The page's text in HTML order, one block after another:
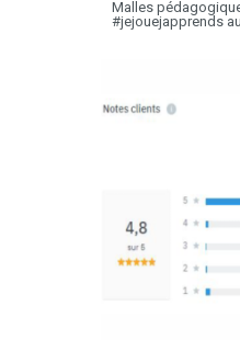
Malles
#jejouejapprends